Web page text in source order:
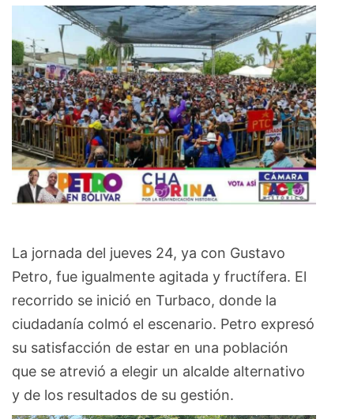
La jornada del jueves 24, ya con Gustavo
Petro, fue igualmente agitada y fructífera. El
recorrido se inició en Turbaco, donde la
ciudadanía colmó el escenario. Petro expresó
su satisfacción de estar en una población
que se atrevió a elegir un alcalde alternativo
y de los resultados de su gestión.